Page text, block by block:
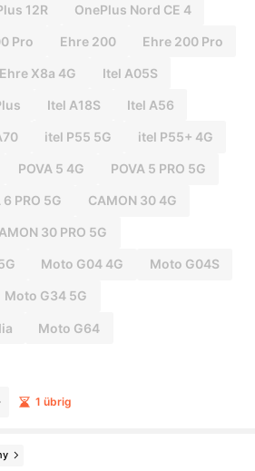
12R OnePlus Nord CE 4
Pro Ehre 200 Ehre 200 Pro
Ehre X8a 4G Itel A05S
Itel A18S Itel A56
itel P55 5G itel P55+ 4G
POVA 5 4G POVA 5 PRO 5G
6 PRO 5G CAMON 30 4G
30 PRO 5G
Moto G04 4G Moto G04S
Moto G34 5G
Moto G64
1 übrig